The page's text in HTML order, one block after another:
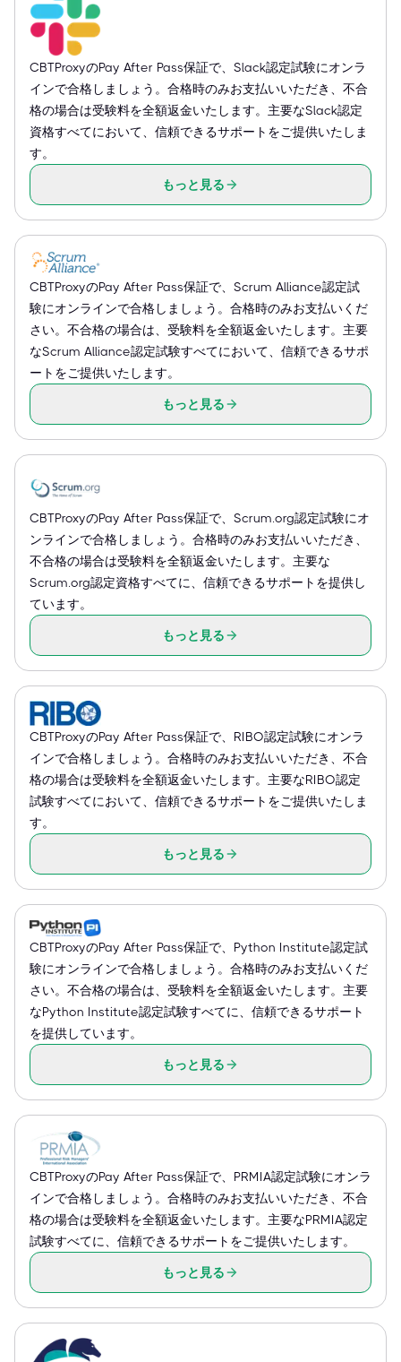
CBTProxyのPay After Pass保証で、Slack認定試験にオンラ
インで合格しましょう。合格時のみお支払いいただき、不合
格の場合は受験料を全額返金いたします。主要なSlack認定
資格すべてにおいて、信頼できるサポートをご提供いたしま
す。
もっと見る
CBTProxyのPay After Pass保証で、Scrum Alliance認定試
験にオンラインで合格しましょう。合格時のみお支払いくだ
さい。不合格の場合は、受験料を全額返金いたします。主要
なScrum Alliance認定試験すべてにおいて、信頼できるサポ
ートをご提供いたします。
もっと見る
CBTProxyのPay After Pass保証で、Scrum.org認定試験にオ
ンラインで合格しましょう。合格時のみお支払いいただき、
不合格の場合は受験料を全額返金いたします。主要な
Scrum.org認定資格すべてに、信頼できるサポートを提供し
ています。
もっと見る
CBTProxyのPay After Pass保証で、RIBO認定試験にオンラ
インで合格しましょう。合格時のみお支払いいただき、不合
格の場合は受験料を全額返金いたします。主要なRIBO認定
試験すべてにおいて、信頼できるサポートをご提供いたしま
す。
もっと見る
CBTProxyのPay After Pass保証で、Python Institute認定試
験にオンラインで合格しましょう。合格時のみお支払いくだ
さい。不合格の場合は、受験料を全額返金いたします。主要
なPython Institute認定試験すべてに、信頼できるサポート
を提供しています。
もっと見る
CBTProxyのPay After Pass保証で、PRMIA認定試験にオンラ
インで合格しましょう。合格時のみお支払いいただき、不合
格の場合は受験料を全額返金いたします。主要なPRMIA認定
試験すべてに、信頼できるサポートをご提供いたします。
もっと見る